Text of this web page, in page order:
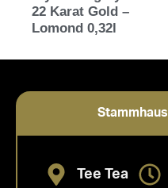
22 Karat Gold –
Lomond 0,32l
Tee Tea